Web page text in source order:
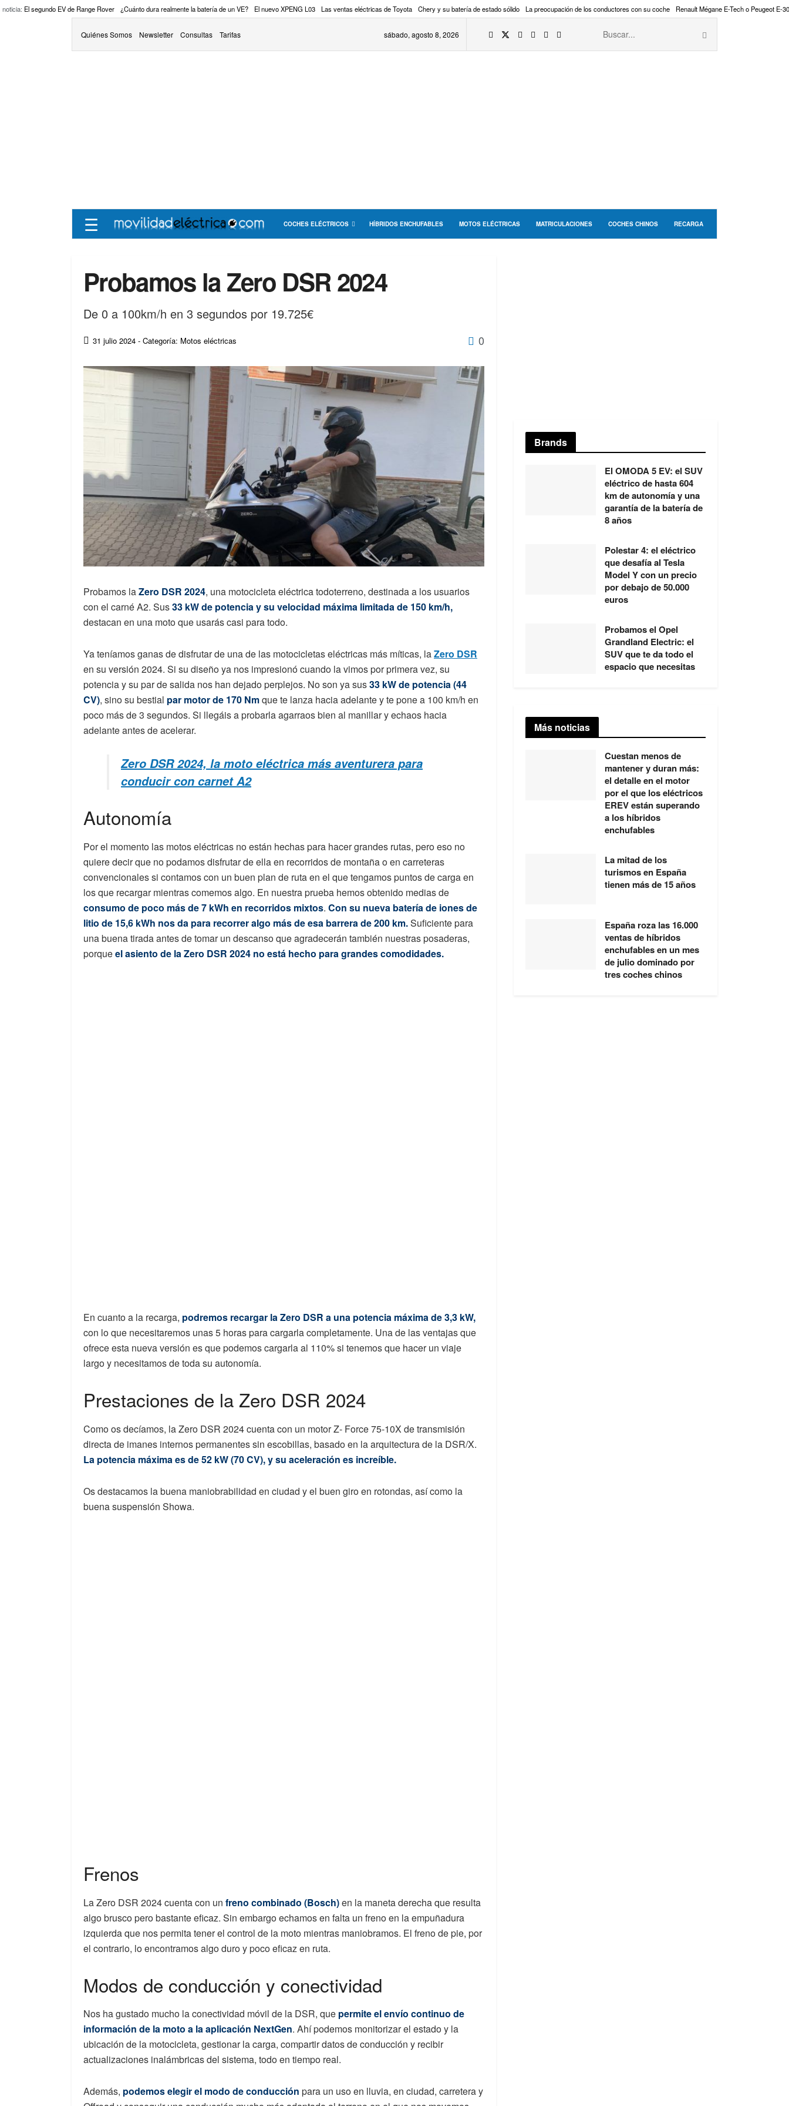
noticia: El segundo EV de Range Rover ¿Cuánto dura realmente la batería de un VE? El nuevo XPENG L03 Las ventas eléctricas de Toyota Chery y su batería de estado sólido La preocupación de los conductores con su coche Renault Mégane E-Tech o Peugeot E-
Quiénes Somos Newsletter Consultas Tarifas sábado, agosto 8, 2026
☰ COCHES ELÉCTRICOS HÍBRIDOS ENCHUFABLES MOTOS ELÉCTRICAS MATRICULACIONES COCHES CHINOS RECARGA
Probamos la Zero DSR 2024
De 0 a 100km/h en 3 segundos por 19.725€
31 julio 2024 - Categoría: Motos eléctricas 0
Probamos laZero DSR 2024, una motocicleta eléctrica todoterreno, destinada a los usuarios
con el carné A2. Sus33 kW de potencia y su velocidad máxima limitada de 150 km/h,
destacan en una moto que usarás casi para todo.
Ya teníamos ganas de disfrutar de una de las motocicletas eléctricas más míticas, laZero DSR
en su versión 2024. Si su diseño ya nos impresionó cuando la vimos por primera vez, su
potencia y su par de salida nos han dejado perplejos. No son ya sus33 kW de potencia (44
CV), sino su bestial par motor de 170 Nmque te lanza hacia adelante y te pone a 100 km/h en
poco más de 3 segundos. Si llegáis a probarla agarraos bien al manillar y echaos hacia
adelante antes de acelerar.
Zero DSR 2024, la moto eléctrica más aventurera para
conducir con carnet A2
Autonomía
Por el momento las motos eléctricas no están hechas para hacer grandes rutas, pero eso no
quiere decir que no podamos disfrutar de ella en recorridos de montaña o en carreteras
convencionales si contamos con un buen plan de ruta en el que tengamos puntos de carga en
los que recargar mientras comemos algo. En nuestra prueba hemos obtenido medias de
consumo de poco más de 7 kWh en recorridos mixtos. Con su nueva batería de iones de
litio de 15,6 kWh nos da para recorrer algo más de esa barrera de 200 km.Suficiente para
una buena tirada antes de tomar un descanso que agradecerán también nuestras posaderas,
porqueel asiento de la Zero DSR 2024 no está hecho para grandes comodidades.
En cuanto a la recarga, podremos recargar la Zero DSR a una potencia máxima de 3,3 kW,
con lo que necesitaremos unas 5 horas para cargarla completamente. Una de las ventajas que
ofrece esta nueva versión es que podemos cargarla al 110% si tenemos que hacer un viaje
largo y necesitamos de toda su autonomía.
Prestaciones de la Zero DSR 2024
Como os decíamos, la Zero DSR 2024 cuenta con un motor Z- Force 75-10X de transmisión
directa de imanes internos permanentes sin escobillas, basado en la arquitectura de la DSR/X.
La potencia máxima es de 52 kW (70 CV), y su aceleración es increíble.
Os destacamos la buena maniobrabilidad en ciudad y el buen giro en rotondas, así como la
buena suspensión Showa.
Frenos
La Zero DSR 2024 cuenta con un freno combinado (Bosch)en la maneta derecha que resulta
algo brusco pero bastante eficaz. Sin embargo echamos en falta un freno en la empuñadura
izquierda que nos permita tener el control de la moto mientras maniobramos. El freno de pie, por
el contrario, lo encontramos algo duro y poco eficaz en ruta.
Modos de conducción y conectividad
Nos ha gustado mucho la conectividad móvil de la DSR, que permite el envío continuo de
información de la moto a la aplicación NextGen. Ahí podemos monitorizar el estado y la
ubicación de la motocicleta, gestionar la carga, compartir datos de conducción y recibir
actualizaciones inalámbricas del sistema, todo en tiempo real.
Además, podemos elegir el modo de conducción para un uso en lluvia, en ciudad, carretera y
Brands
El OMODA 5 EV: el SUV
eléctrico de hasta 604
km de autonomía y una
garantía de la batería de
8 años
Polestar 4: el eléctrico
que desafía al Tesla
Model Y con un precio
por debajo de 50.000
euros
Probamos el Opel
Grandland Electric: el
SUV que te da todo el
espacio que necesitas
Más noticias
Cuestan menos de
mantener y duran más:
el detalle en el motor
por el que los eléctricos
EREV están superando
a los híbridos
enchufables
La mitad de los
turismos en España
tienen más de 15 años
España roza las 16.000
ventas de híbridos
enchufables en un mes
de julio dominado por
tres coches chinos